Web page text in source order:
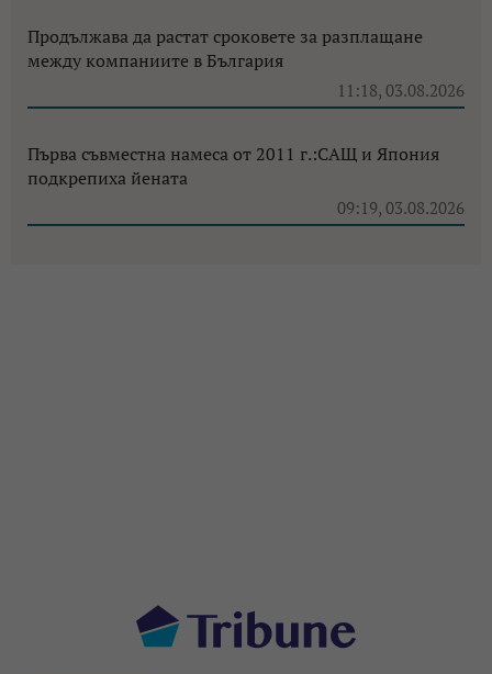
Продължава да растат сроковете за разплащане
между компаниите в България
11:18, 03.08.2026
Първа съвместна намеса от 2011 г.:САЩ и Япония
подкрепиха йената
09:19, 03.08.2026